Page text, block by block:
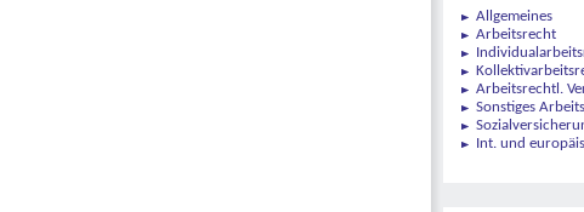
Allgemeines
Arbeitsrecht
Arbeitsrechtl.
Sonstiges
Int. und